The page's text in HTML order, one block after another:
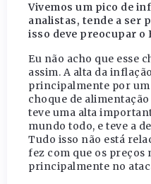
Vivemos um pico de
analistas, tende a ser
isso deve preocupar o
Eu não acho que esse
assim. A alta da
principalmente por um
choque de
teve uma alta
mundo todo, e teve a
Tudo isso não está
fez com que os preços
principalmente no